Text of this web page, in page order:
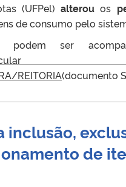
(UFPel) alterou os
de consumo pelo
podem ser
REITORIA(documento
inclusão,
de